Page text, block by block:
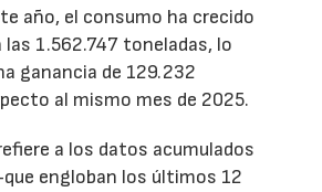
año, el consumo ha crecido
1.562.747 toneladas, lo
ganancia de 129.232
al mismo mes de 2025.
a los datos acumulados
engloban los últimos 12